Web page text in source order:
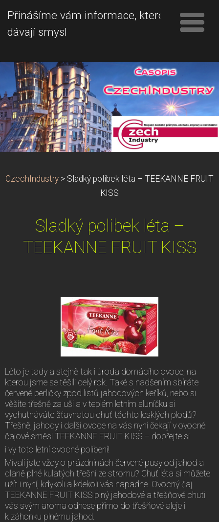
Přinášíme vám informace, které
dávají smysl
CzechIndustry > Sladký polibek léta – TEEKANNE FRUIT
KISS
Sladký polibek léta –
TEEKANNE FRUIT KISS
Léto je tady a stejně tak i úroda domácího ovoce, na
kterou jsme se těšili celý rok. Také s nadšením sbíráte
červené perličky zpod listů jahodových keříků, nebo si
věšíte třešně za uši a v teplém letním sluníčku si
vychutnáváte šťavnatou chuť těchto lesklých plodů?
Třešně, jahody i další ovoce na vás nyní čekají v ovocné
čajové směsi TEEKANNE FRUIT KISS – dopřejte si
i vy toto letní ovocné políbení!
Mívali jste vždy o prázdninách červené pusy od jahod a
dlaně plné kulatých třešní ze stromu? Chuť léta si můžete
užít i nyní, kdykoli a kdekoli vás napadne. Ovocný čaj
TEEKANNE FRUIT KISS plný jahodové a třešňové chuti
vás svým aroma odnese přímo do třešňové aleje i
k záhonku plnému jahod.